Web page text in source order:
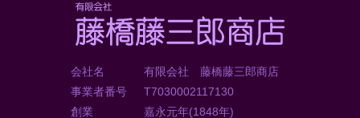
会社名
有限会社 藤橋藤三郎商店
事業者番号
T7030002117130
創業
嘉永元年(1848年)